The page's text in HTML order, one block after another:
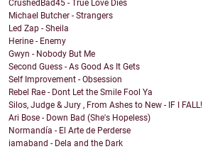
CrushedBad45 - True Love Dies
Michael Butcher - Strangers
Led Zap - Sheila
Herine - Enemy
Gwyn - Nobody But Me
Second Guess - As Good As It Gets
Self Improvement - Obsession
Rebel Rae - Dont Let the Smile Fool Ya
Silos, Judge & Jury , From Ashes to New - IF I FALL!
Ari Bose - Down Bad (She's Hopeless)
Normandía - El Arte de Perderse
iamaband - Dela and the Dark